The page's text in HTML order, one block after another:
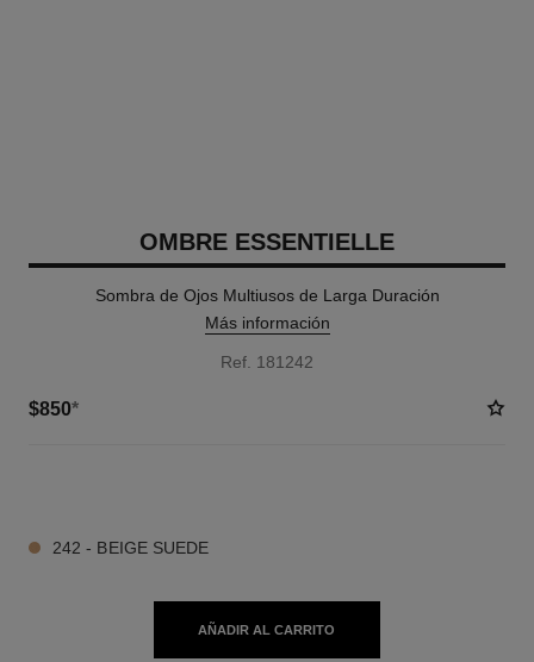
OMBRE ESSENTIELLE
Sombra de Ojos Multiusos de Larga Duración
Más información
Ref. 181242
$850*
242 - BEIGE SUEDE
AÑADIR AL CARRITO